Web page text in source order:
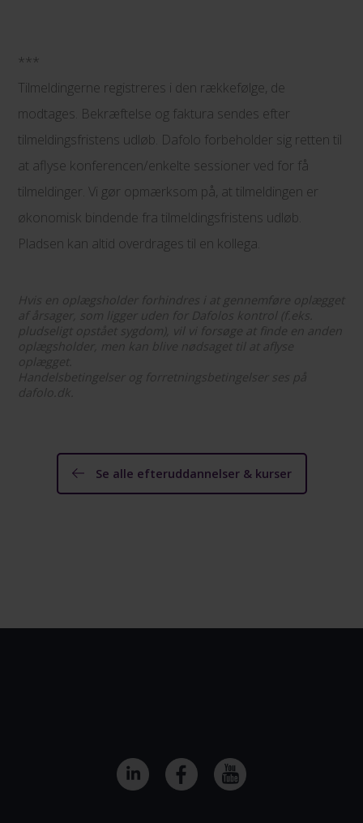
***
Tilmeldingerne registreres i den rækkefølge, de
modtages. Bekræftelse og faktura sendes efter
tilmeldingsfristens udløb. Dafolo forbeholder sig retten til
at aflyse konferencen/enkelte sessioner ved for få
tilmeldinger. Vi gør opmærksom på, at tilmeldingen er
økonomisk bindende fra tilmeldingsfristens udløb.
Pladsen kan altid overdrages til en kollega.
Hvis en oplægsholder forhindres i at gennemføre oplægget
af årsager, som ligger uden for Dafolos kontrol (f.eks.
pludseligt opstået sygdom), vil vi forsøge at finde en anden
oplægsholder, men kan blive nødsaget til at aflyse
oplægget.
Handelsbetingelser og forretningsbetingelser ses på
dafolo.dk.
Se alle efteruddannelser & kurser